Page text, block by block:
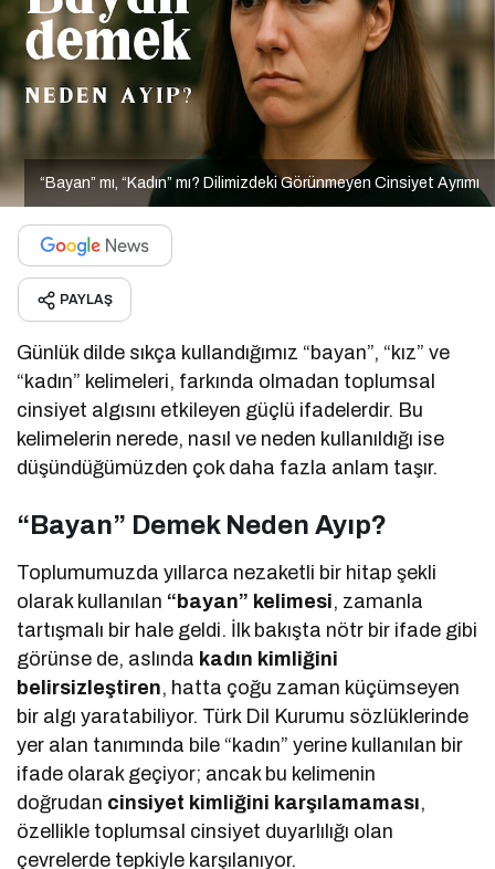
“Bayan” mı, “Kadın” mı? Dilimizdeki Görünmeyen Cinsiyet Ayrımı
PAYLAŞ
Günlük dilde sıkça kullandığımız “bayan”, “kız” ve
“kadın” kelimeleri, farkında olmadan toplumsal
cinsiyet algısını etkileyen güçlü ifadelerdir. Bu
kelimelerin nerede, nasıl ve neden kullanıldığı ise
düşündüğümüzden çok daha fazla anlam taşır.
“Bayan” Demek Neden Ayıp?
Toplumumuzda yıllarca nezaketli bir hitap şekli
olarak kullanılan “bayan” kelimesi, zamanla
tartışmalı bir hale geldi. İlk bakışta nötr bir ifade gibi
görünse de, aslında kadın kimliğini
belirsizleştiren, hatta çoğu zaman küçümseyen
bir algı yaratabiliyor. Türk Dil Kurumu sözlüklerinde
yer alan tanımında bile “kadın” yerine kullanılan bir
ifade olarak geçiyor; ancak bu kelimenin
doğrudan cinsiyet kimliğini karşılamaması,
özellikle toplumsal cinsiyet duyarlılığı olan
çevrelerde tepkiyle karşılanıyor.